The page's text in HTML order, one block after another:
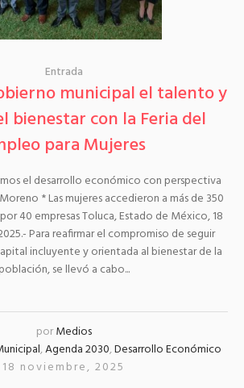
Entrada
municipal el talento y
bienestar con la Feria del
para Mujeres
el desarrollo económico con perspectiva
* Las mujeres accedieron a más de 350
40 empresas Toluca, Estado de México, 18
Para reafirmar el compromiso de seguir
incluyente y orientada al bienestar de la
población, se llevó a cabo...
porMedios
,Agenda 2030,Desarrollo Económico
18 noviembre, 2025